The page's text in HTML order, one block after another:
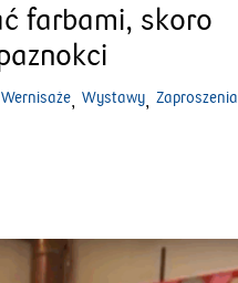
farbami, skoro
Wernisaże, Wystawy, Zaproszenia